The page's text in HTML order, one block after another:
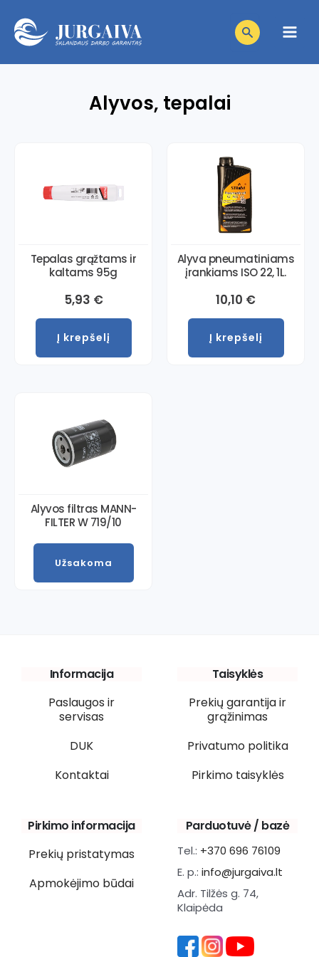
prie
turinio
Products
search
Main
Alyvos, tepalai
Tepalas grąžtams ir
kaltams 95g
5,93 €
Į krepšelį
Alyva pneumatiniams
įrankiams ISO 22, 1L.
10,10 €
Į krepšelį
Alyvos filtras MANN-
FILTER W 719/10
Užsakoma
Informacija
Paslaugos ir
servisas
DUK
Kontaktai
Taisyklės
Prekių garantija ir
grąžinimas
Privatumo politika
Pirkimo taisyklės
Pirkimo informacija
Prekių pristatymas
Apmokėjimo būdai
Parduotuvė / bazė
Tel.: +370 696 76109
E. p.: info@jurgaiva.lt
Adr. Tilžės g. 74,
Klaipėda